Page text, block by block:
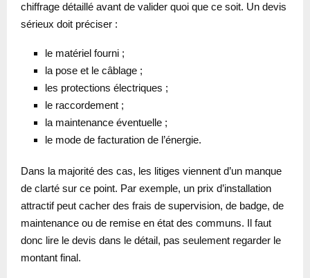
chiffrage détaillé avant de valider quoi que ce soit. Un devis
sérieux doit préciser :
le matériel fourni ;
la pose et le câblage ;
les protections électriques ;
le raccordement ;
la maintenance éventuelle ;
le mode de facturation de l’énergie.
Dans la majorité des cas, les litiges viennent d’un manque
de clarté sur ce point. Par exemple, un prix d’installation
attractif peut cacher des frais de supervision, de badge, de
maintenance ou de remise en état des communs. Il faut
donc lire le devis dans le détail, pas seulement regarder le
montant final.